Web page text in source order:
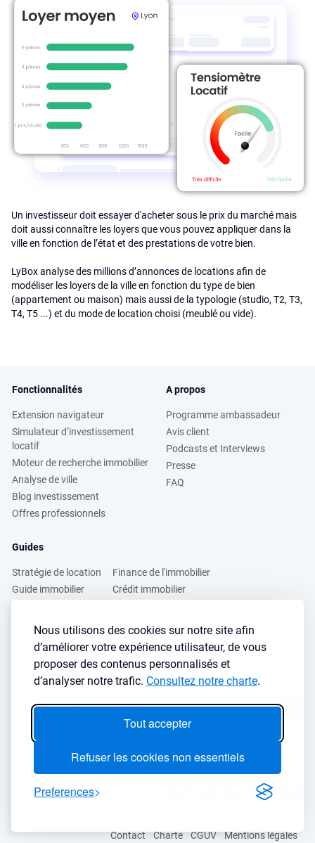
Nous utilisons des cookies sur notre site afin
d’améliorer votre expérience utilisateur, de vous
proposer des contenus personnalisés et
d’analyser notre trafic. Consultez notre charte.
Tout accepter
Refuser les cookies non essentiels
Preferences
Un investisseur doit essayer d'acheter sous le prix du marché mais
doit aussi connaître les loyers que vous pouvez appliquer dans la
ville en fonction de l’état et des prestations de votre bien.
LyBox analyse des millions d’annonces de locations afin de
modéliser les loyers de la ville en fonction du type de bien
(appartement ou maison) mais aussi de la typologie (studio, T2, T3,
T4, T5 ...) et du mode de location choisi (meublé ou vide).
Fonctionnalités
Extension navigateur
Simulateur d’investissement
locatif
Moteur de recherche immobilier
Analyse de ville
Blog investissement
Offres professionnels
A propos
Programme ambassadeur
Avis client
Podcasts et Interviews
Presse
FAQ
Guides
Stratégie de location
Guide immobilier
Finance de l'immobilier
Crédit immobilier
Vous voulez apprendre à investir dans l’immobilier ?
Inscrivez vous à notre newsletter gratuite :
S'inscrire→
Le seul outil qu’il vous faut pour trouvez des biens rentables sans
sacrifier votre temps libre
Contact Charte CGUV Mentions légales